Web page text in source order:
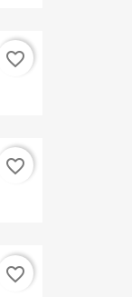
favorite_border
favorite_border
favorite_border